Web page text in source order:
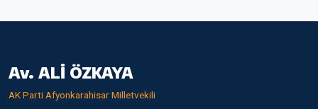
Av. ALİ ÖZKAYA
AK Parti Afyonkarahisar Milletvekili